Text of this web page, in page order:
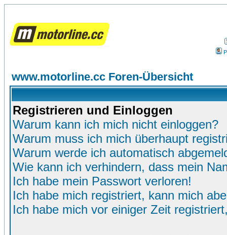
www.motorline.cc Foren-Übersicht
Registrieren und Einloggen
Warum kann ich mich nicht einloggen?
Warum muss ich mich überhaupt
Warum werde ich automatisch
Wie kann ich verhindern, dass mein
Ich habe mein Passwort verloren!
Ich habe mich registriert, kann mich
Ich habe mich vor einiger Zeit